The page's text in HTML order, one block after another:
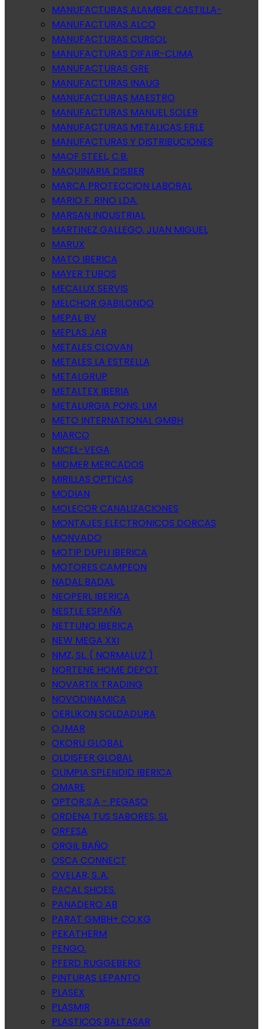
MANUFACTURAS ALAMBRE CASTILLA-
MANUFACTURAS ALCO
MANUFACTURAS CURSOL
MANUFACTURAS DIFAIR-CLIMA
MANUFACTURAS GRE
MANUFACTURAS INAUG
MANUFACTURAS MAESTRO
MANUFACTURAS MANUEL SOLER
MANUFACTURAS METALICAS ERLE
MANUFACTURAS Y DISTRIBUCIONES
MAOF STEEL, C.B.
MAQUINARIA DISBER
MARCA PROTECCION LABORAL
MARIO F. RINO LDA.
MARSAN INDUSTRIAL
MARTINEZ GALLEGO, JUAN MIGUEL
MARUX
MATO IBERICA
MAYER TUBOS
MECALUX SERVIS
MELCHOR GABILONDO
MEPAL BV
MEPLAS JAR
METALES CLOVAN
METALES LA ESTRELLA
METALGRUP
METALTEX IBERIA
METALURGIA PONS. LIM
METO INTERNATIONAL GMBH
MIARCO
MICEL-VEGA
MIDMER MERCADOS
MIRILLAS OPTICAS
MODIAN
MOLECOR CANALIZACIONES
MONTAJES ELECTRONICOS DORCAS
MONVADO
MOTIP DUPLI IBERICA
MOTORES CAMPEON
NADAL BADAL
NEOPERL IBERICA
NESTLE ESPAÑA
NETTUNO IBERICA
NEW MEGA XXI
NMZ, SL. ( NORMALUZ )
NORTENE HOME DEPOT
NOVARTIX TRADING
NOVODINAMICA
OERLIKON SOLDADURA
OJMAR
OKORU GLOBAL
OLDISFER GLOBAL
OLIMPIA SPLENDID IBERICA
OMARE
OPTOR.S.A - PEGASO
ORDENA TUS SABORES, SL
ORFESA
ORGIL BAÑO
OSCA CONNECT
OVELAR, S..A.
PACAL SHOES.
PANADERO AB
PARAT GMBH+ CO.KG
PEKATHERM
PENGO.
PFERD RUGGEBERG
PINTURAS LEPANTO
PLASEX
PLASMIR
PLASTICOS BALTASAR